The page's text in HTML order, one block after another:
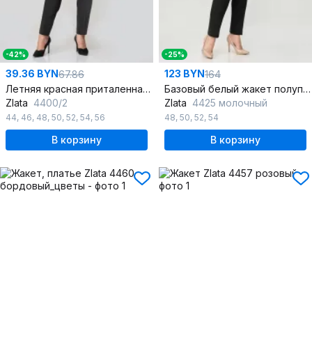
-42%
39.36 BYN67.86
Летняя красная приталенная майка из текстиля с круглым вырезом
Zlata 4400/2
44, 46, 48, 50, 52, 54, 56
В корзину
-25%
123 BYN164
Базовый белый жакет полуприлегающий с пуговицей и длиной рукава 7/8
Zlata 4425 молочный
48, 50, 52, 54
В корзину